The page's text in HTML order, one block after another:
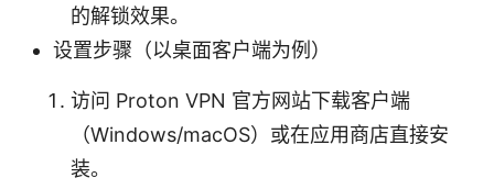
的解锁效果。
设置步骤（以桌面客户端为例）
访问 Proton VPN 官方网站下载客户端
（Windows/macOS）或在应用商店直接安
装。